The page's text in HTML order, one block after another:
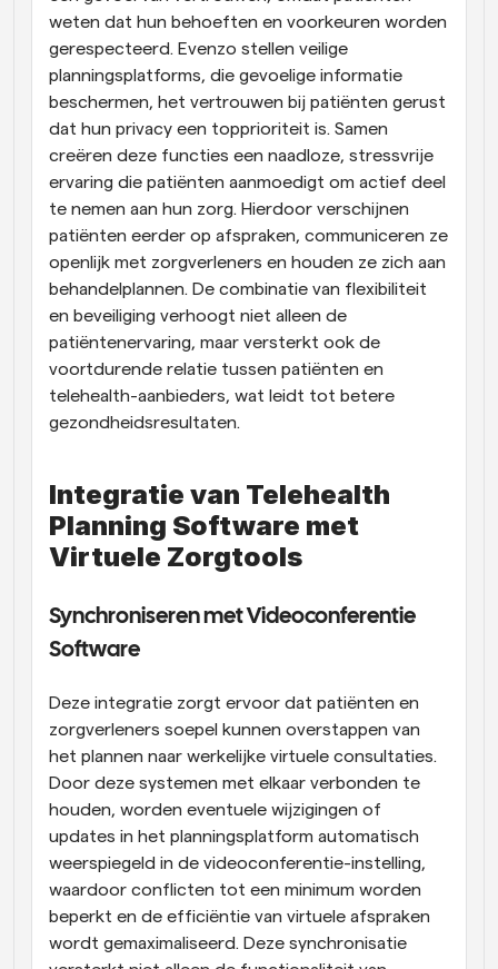
weten dat hun behoeften en voorkeuren worden
gerespecteerd. Evenzo stellen veilige
planningsplatforms, die gevoelige informatie
beschermen, het vertrouwen bij patiënten gerust
dat hun privacy een topprioriteit is. Samen
creëren deze functies een naadloze, stressvrije
ervaring die patiënten aanmoedigt om actief deel
te nemen aan hun zorg. Hierdoor verschijnen
patiënten eerder op afspraken, communiceren ze
openlijk met zorgverleners en houden ze zich aan
behandelplannen. De combinatie van flexibiliteit
en beveiliging verhoogt niet alleen de
patiëntenervaring, maar versterkt ook de
voortdurende relatie tussen patiënten en
telehealth-aanbieders, wat leidt tot betere
gezondheidsresultaten.
Integratie van Telehealth
Planning Software met
Virtuele Zorgtools
Synchroniseren met Videoconferentie
Software
Deze integratie zorgt ervoor dat patiënten en
zorgverleners soepel kunnen overstappen van
het plannen naar werkelijke virtuele consultaties.
Door deze systemen met elkaar verbonden te
houden, worden eventuele wijzigingen of
updates in het planningsplatform automatisch
weerspiegeld in de videoconferentie-instelling,
waardoor conflicten tot een minimum worden
beperkt en de efficiëntie van virtuele afspraken
wordt gemaximaliseerd. Deze synchronisatie